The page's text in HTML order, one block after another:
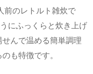
前のレトルト雑炊で
にふっくらと炊き上げ
んで温める簡単調理
も特徴です。